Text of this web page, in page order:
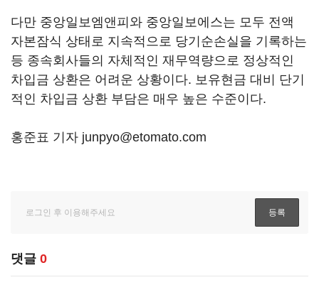
다만 중앙일보엠앤피와 중앙일보에스는 모두 전액
자본잠식 상태로 지속적으로 당기순손실을 기록하는
등 종속회사들의 자체적인 재무역량으로 정상적인
차입금 상환은 어려운 상황이다. 보유현금 대비 단기
적인 차입금 상환 부담은 매우 높은 수준이다.
홍준표 기자 junpyo@etomato.com
댓글 0